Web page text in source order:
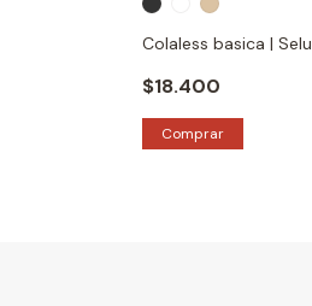
Colaless basica | Selu
$18.400
Comprar